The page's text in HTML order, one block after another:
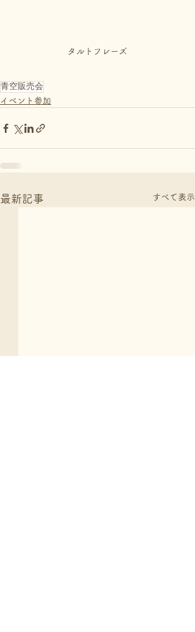
タルトフレーズ
青空販売会
イベント参加
最新記事 すべて表示